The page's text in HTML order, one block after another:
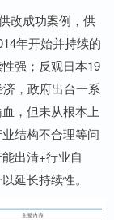
改成功案例，供
年开始并持续的
强；反观日本19
，政府出台一系
，但未从根本上
结构不合理等问
出清+行业自
延长持续性。